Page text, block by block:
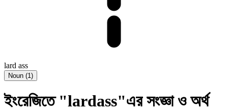
lard ass
Noun (1)
ইংরেজিতে "lardass"এর সংজ্ঞা ও অর্থ